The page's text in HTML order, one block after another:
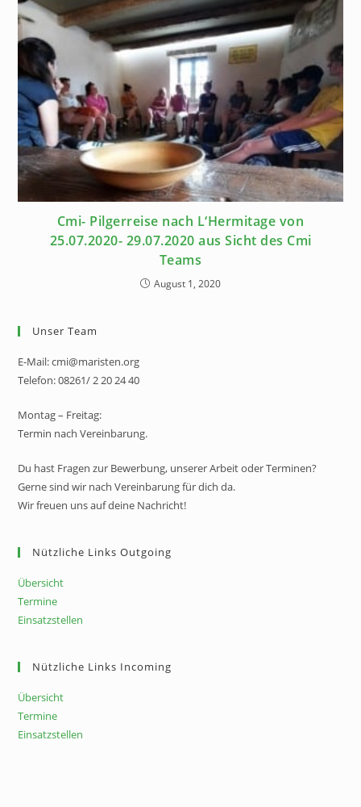
Cmi- Pilgerreise nach L‘Hermitage von
25.07.2020- 29.07.2020 aus Sicht des Cmi
Teams
August 1, 2020
Unser Team
E-Mail: cmi@maristen.org
Telefon: 08261/ 2 20 24 40
Montag – Freitag:
Termin nach Vereinbarung.
Du hast Fragen zur Bewerbung, unserer Arbeit oder Terminen?
Gerne sind wir nach Vereinbarung für dich da.
Wir freuen uns auf deine Nachricht!
Nützliche Links Outgoing
Übersicht
Termine
Einsatzstellen
Nützliche Links Incoming
Übersicht
Termine
Einsatzstellen